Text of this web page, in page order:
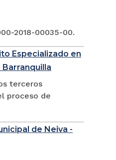
2018-00035-00.
Especializado en
terceros
proceso de
de Neiva -